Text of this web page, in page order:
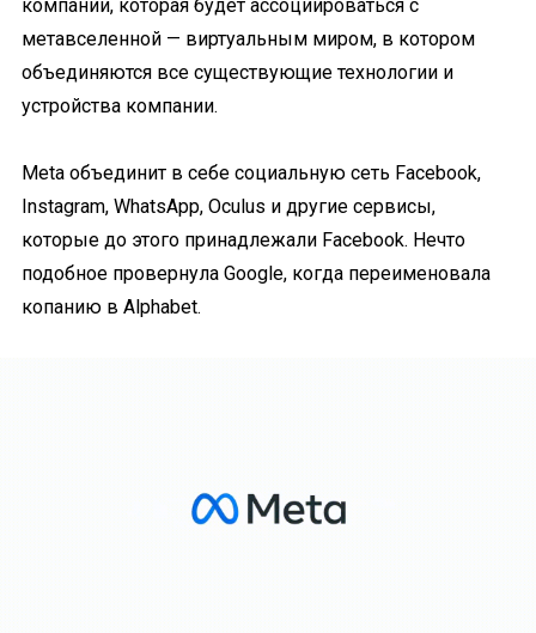
компании, которая будет ассоциироваться с
метавселенной — виртуальным миром, в котором
объединяются все существующие технологии и
устройства компании.
Meta объединит в себе социальную сеть Facebook,
Instagram, WhatsApp, Oculus и другие сервисы,
которые до этого принадлежали Facebook. Нечто
подобное провернула Google, когда переименовала
копанию в Alphabet.